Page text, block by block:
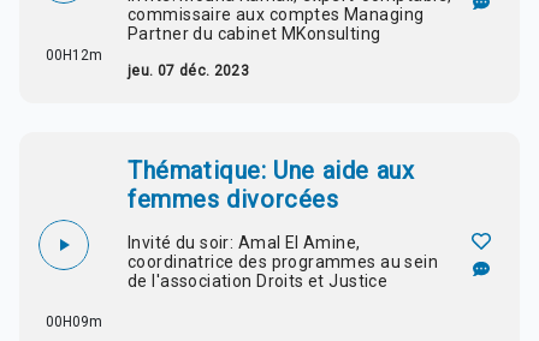
00H12m
commissaire aux comptes Managing
Partner du cabinet MKonsulting
jeu. 07 déc. 2023
00H09m
Thématique: Une aide aux
femmes divorcées
Invité du soir: Amal El Amine,
coordinatrice des programmes au sein
de l'association Droits et Justice